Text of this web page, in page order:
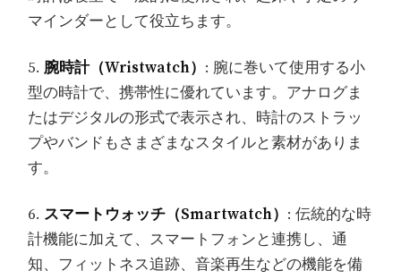
マインダーとして役立ちます。
5.腕時計（Wristwatch） : 腕に巻いて使用する小
型の時計で、携帯性に優れています。アナログま
たはデジタルの形式で表示され、時計のストラッ
プやバンドもさまざまなスタイルと素材がありま
す。
6. スマートウォッチ（Smartwatch） : 伝統的な時
計機能に加えて、スマートフォンと連携し、通
知、フィットネス追跡、音楽再生などの機能を備